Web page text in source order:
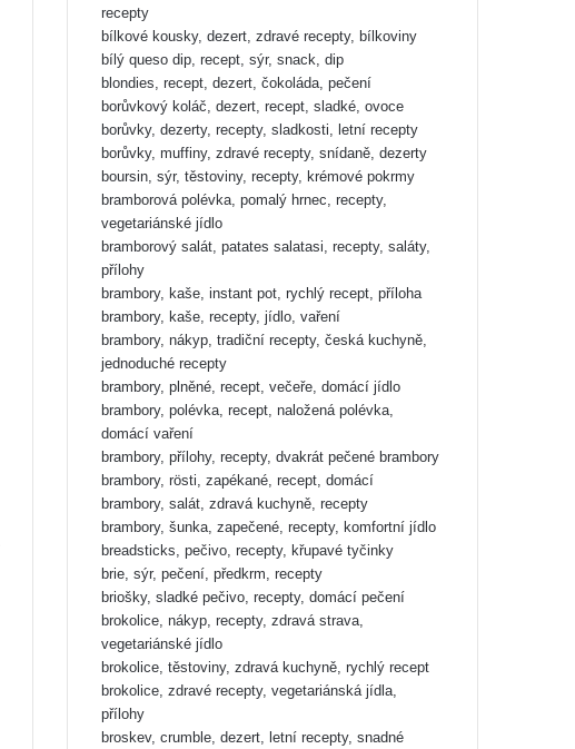
recepty
bílkové kousky, dezert, zdravé recepty, bílkoviny
bílý queso dip, recept, sýr, snack, dip
blondies, recept, dezert, čokoláda, pečení
borůvkový koláč, dezert, recept, sladké, ovoce
borůvky, dezerty, recepty, sladkosti, letní recepty
borůvky, muffiny, zdravé recepty, snídaně, dezerty
boursin, sýr, těstoviny, recepty, krémové pokrmy
bramborová polévka, pomalý hrnec, recepty,
vegetariánské jídlo
bramborový salát, patates salatasi, recepty, saláty,
přílohy
brambory, kaše, instant pot, rychlý recept, příloha
brambory, kaše, recepty, jídlo, vaření
brambory, nákyp, tradiční recepty, česká kuchyně,
jednoduché recepty
brambory, plněné, recept, večeře, domácí jídlo
brambory, polévka, recept, naložená polévka,
domácí vaření
brambory, přílohy, recepty, dvakrát pečené brambory
brambory, rösti, zapékané, recept, domácí
brambory, salát, zdravá kuchyně, recepty
brambory, šunka, zapečené, recepty, komfortní jídlo
breadsticks, pečivo, recepty, křupavé tyčinky
brie, sýr, pečení, předkrm, recepty
briošky, sladké pečivo, recepty, domácí pečení
brokolice, nákyp, recepty, zdravá strava,
vegetariánské jídlo
brokolice, těstoviny, zdravá kuchyně, rychlý recept
brokolice, zdravé recepty, vegetariánská jídla,
přílohy
broskev, crumble, dezert, letní recepty, snadné